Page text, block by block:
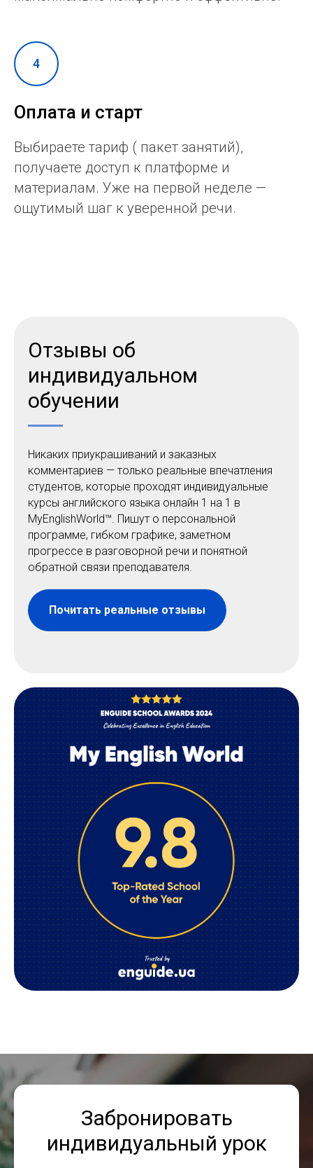
Оплата и старт
Выбираете тариф ( пакет занятий),
получаете доступ к платформе и
материалам. Уже на первой неделе —
ощутимый шаг к уверенной речи.
Отзывы об
индивидуальном
обучении
Никаких приукрашиваний и заказных
комментариев — только реальные впечатления
студентов, которые проходят индивидуальные
курсы английского языка онлайн 1 на 1 в
MyEnglishWorld™. Пишут о персональной
программе, гибком графике, заметном
прогрессе в разговорной речи и понятной
обратной связи преподавателя.
Почитать реальные отзывы
Забронировать
индивидуальный урок